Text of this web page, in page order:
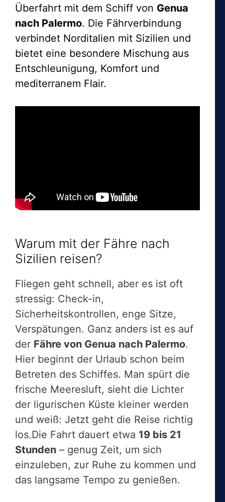
Überfahrt mit dem Schiff von Genua
nach Palermo. Die Fährverbindung
verbindet Norditalien mit Sizilien und
bietet eine besondere Mischung aus
Entschleunigung, Komfort und
mediterranem Flair.
Warum mit der Fähre nach
Sizilien reisen?
Fliegen geht schnell, aber es ist oft
stressig: Check-in,
Sicherheitskontrollen, enge Sitze,
Verspätungen. Ganz anders ist es auf
der Fähre von Genua nach Palermo.
Hier beginnt der Urlaub schon beim
Betreten des Schiffes. Man spürt die
frische Meeresluft, sieht die Lichter
der ligurischen Küste kleiner werden
und weiß: Jetzt geht die Reise richtig
los.Die Fahrt dauert etwa 19 bis 21
Stunden – genug Zeit, um sich
einzuleben, zur Ruhe zu kommen und
das langsame Tempo zu genießen.